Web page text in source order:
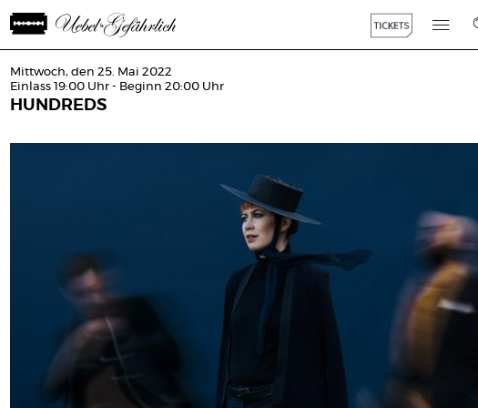
Mittwoch, den 25. Mai 2022
Einlass 19:00 Uhr - Beginn 20:00 Uhr
HUNDREDS